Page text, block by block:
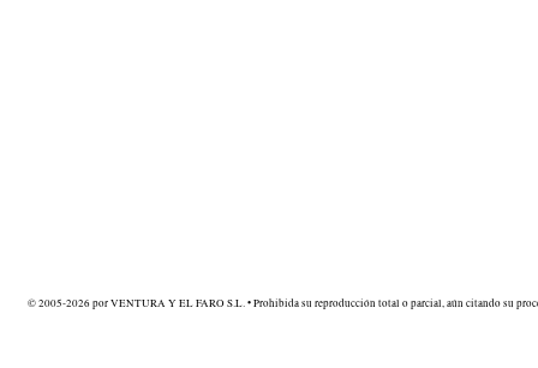
© 2005-2026 por VENTURA Y EL FARO S.L. • Prohibida su reproducción total o parcial, aún citando su